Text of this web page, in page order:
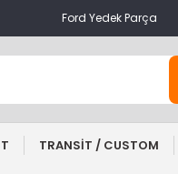
Ford Yedek Parça
TRANSİT / CUSTOM